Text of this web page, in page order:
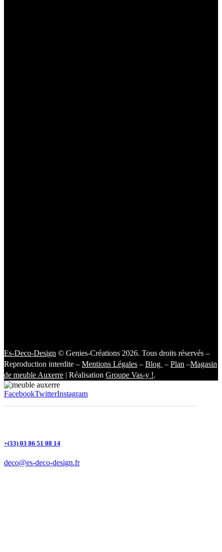
Es-Deco-Design © Genies-Créations 2026. Tous droits réservés –
Reproduction interdite – Mentions Légales – Blog – Plan –Magasin
de meuble Auxerre | Réalisation Groupe Vas-y !.
FacebookTwitterInstagram
+(33) 03 86 51 08 14
deco@es-deco-design.fr